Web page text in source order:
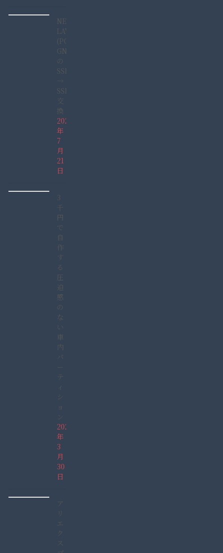
NEC
LAVIE
(PC-
GN165GDAD)
の
SSHD
→
SSD
交
換
2022
年
7
月
21
日
3
千
円
で
自
作
す
る
圧
迫
感
の
な
い
車
内
パ
ー
テ
ィ
シ
ョ
ン
2022
年
3
月
30
日
ア
リ
エ
ク
ス